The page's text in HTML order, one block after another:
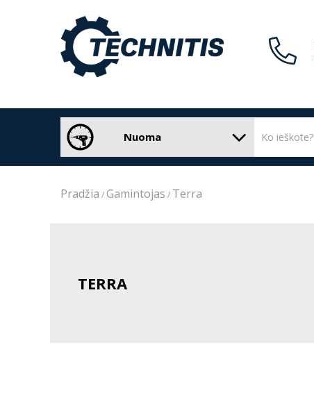
Nuoma
Pradžia Gamintojas Terra
TERRA